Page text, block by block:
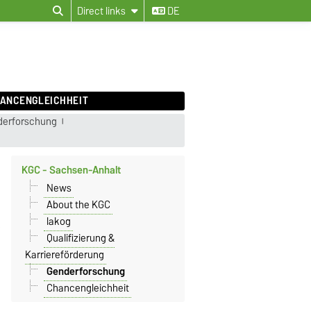
Direct links DE
KGC - Sachsen-Anhalt
News
About the KGC
lakog
Qualifizierung &
Karriereförderung
Genderforschung
Chancengleichheit